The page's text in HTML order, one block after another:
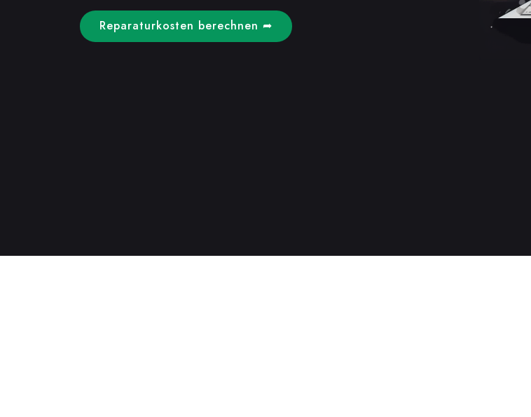
Reparaturkosten berechnen ➦